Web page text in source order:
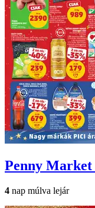
Penny Market
4 nap múlva lejár